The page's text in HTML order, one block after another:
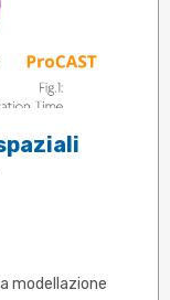
modellazione